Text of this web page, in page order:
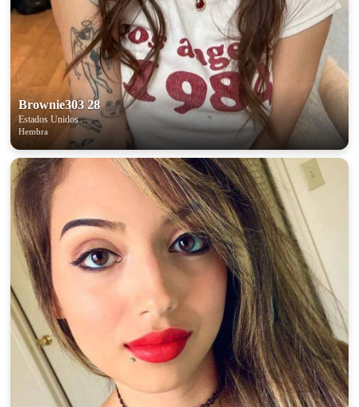
Brownie303 28
Estados Unidos
Hembra